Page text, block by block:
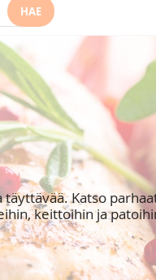
HAE
Katso
keittoihin ja